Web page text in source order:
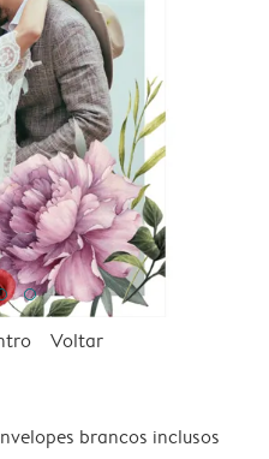
Voltar
brancos inclusos